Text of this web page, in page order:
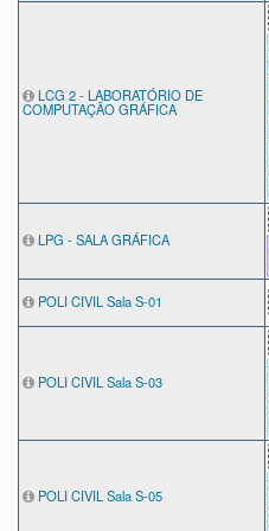
LCG 2 - LABORATÓRIO DE
COMPUTAÇÃO GRÁFICA
LPG - SALA GRÁFICA
POLI CIVIL Sala S-01
POLI CIVIL Sala S-03
POLI CIVIL Sala S-05